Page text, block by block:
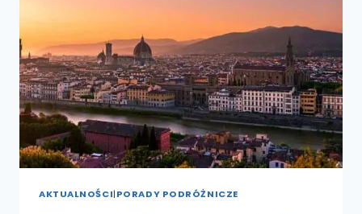
AKTUALNOŚCI|PORADY PODRÓŻNICZE